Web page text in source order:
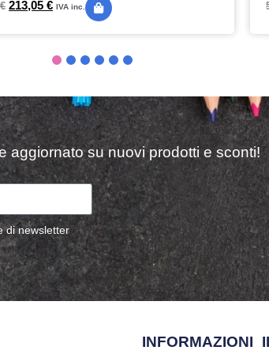
€ 213,05 € IVA inc.
aggiornato su nuovi prodotti e sconti!
di newsletter
INFORMAZIONI